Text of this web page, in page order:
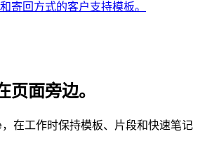
寄回方式的客户支持模板。
页面旁边。
在工作时保持模板、片段和快速笔记